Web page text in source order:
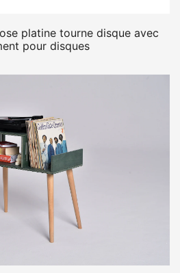
platine tourne disque avec
pour disques